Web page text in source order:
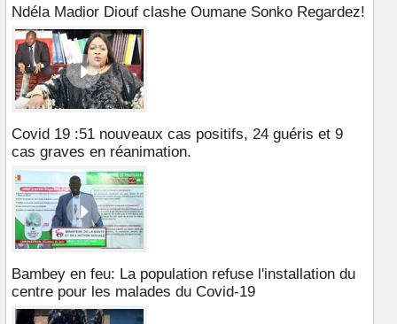
Ndéla Madior Diouf clashe Oumane Sonko Regardez!
Covid 19 :51 nouveaux cas positifs, 24 guéris et 9
cas graves en réanimation.
Bambey en feu: La population refuse l'installation du
centre pour les malades du Covid-19